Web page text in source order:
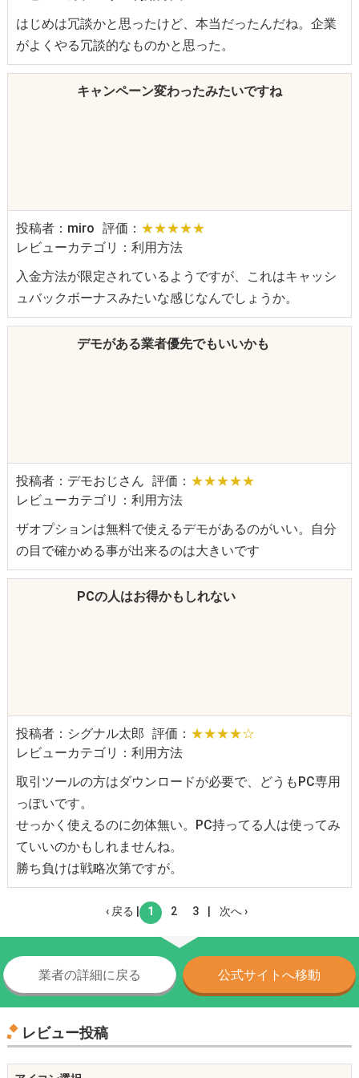
はじめは冗談かと思ったけど、本当だったんだね。企業
がよくやる冗談的なものかと思った。
キャンペーン変わったみたいですね
投稿者：miro 評価： ★★★★★
レビューカテゴリ：利用方法
入金方法が限定されているようですが、これはキャッシ
ュバックボーナスみたいな感じなんでしょうか。
デモがある業者優先でもいいかも
投稿者：デモおじさん 評価： ★★★★★
レビューカテゴリ：利用方法
ザオプションは無料で使えるデモがあるのがいい。自分
の目で確かめる事が出来るのは大きいです
PCの人はお得かもしれない
投稿者：シグナル太郎 評価： ★★★★☆
レビューカテゴリ：利用方法
取引ツールの方はダウンロードが必要で、どうもPC専用
っぽいです。
せっかく使えるのに勿体無い。PC持ってる人は使ってみ
ていいのかもしれませんね。
勝ち負けは戦略次第ですが。
‹ 戻る | 1 2 3 | 次へ ›
業者の詳細に戻る 公式サイトへ移動
レビュー投稿